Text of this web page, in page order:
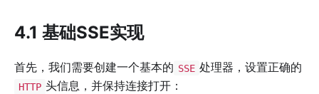
4.1 基础SSE实现
首先，我们需要创建一个基本的 SSE 处理器，设置正确的
HTTP 头信息，并保持连接打开：